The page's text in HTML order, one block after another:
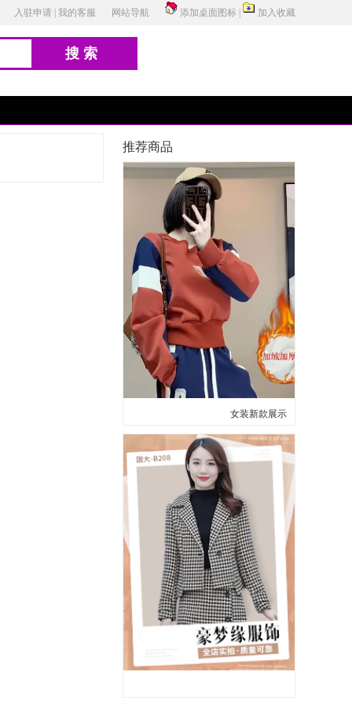
入驻申请 我的客服 网站导航 添加桌面图标 加入收藏
搜索
推荐商品
女装新款展示